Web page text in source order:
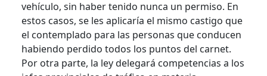
vehículo, sin haber tenido nunca un permiso. En
estos casos, se les aplicaría el mismo castigo que
el contemplado para las personas que conducen
habiendo perdido todos los puntos del carnet.
Por otra parte, la ley delegará competencias a los